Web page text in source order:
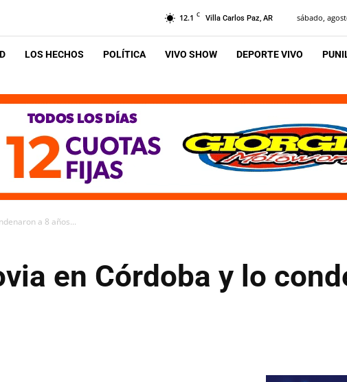
12.1 C Villa Carlos Paz, AR sábado,
LOS HECHOS POLÍTICA VIVO SHOW DEPORTE VIVO
a 8 años...
en Córdoba y lo